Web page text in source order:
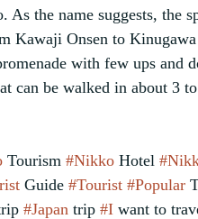
the name suggests, the
Kawaji Onsen to
with few ups and
can be walked in about 3
Tourism #Nikko Hotel
Guide #Tourist #Popular
#Japan trip #I want to